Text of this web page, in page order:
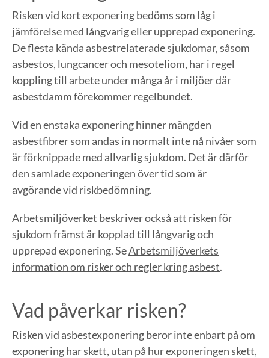
Risken vid kort exponering bedöms som låg i
jämförelse med långvarig eller upprepad exponering.
De flesta kända asbestrelaterade sjukdomar, såsom
asbestos, lungcancer och mesoteliom, har i regel
koppling till arbete under många år i miljöer där
asbestdamm förekommer regelbundet.
Vid en enstaka exponering hinner mängden
asbestfibrer som andas in normalt inte nå nivåer som
är förknippade med allvarlig sjukdom. Det är därför
den samlade exponeringen över tid som är
avgörande vid riskbedömning.
Arbetsmiljöverket beskriver också att risken för
sjukdom främst är kopplad till långvarig och
upprepad exponering. SeArbetsmiljöverkets
information om risker och regler kring asbest.
Vad påverkar risken?
Risken vid asbestexponering beror inte enbart på om
exponering har skett, utan på hur exponeringen skett,